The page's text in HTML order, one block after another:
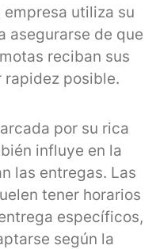
utiliza su
asegurarse de que
reciban sus
rapidez posible.
por su rica
influye en la
las entregas. Las
tener horarios
específicos,
según la